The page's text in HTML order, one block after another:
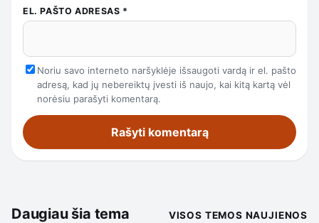
EL. PAŠTO ADRESAS *
Noriu savo interneto naršyklėje išsaugoti vardą ir el. pašto
adresą, kad jų nebereiktų įvesti iš naujo, kai kitą kartą vėl
norėsiu parašyti komentarą.
Daugiau šia tema VISOS TEMOS NAUJIENOS